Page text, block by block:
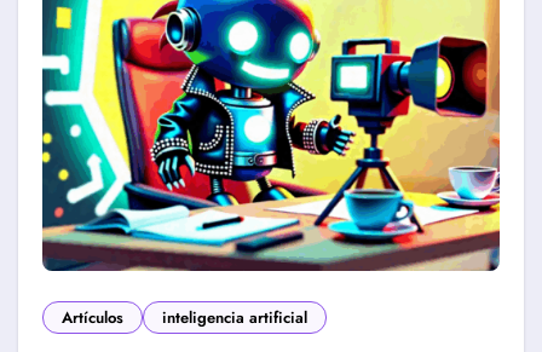
Artículos inteligencia artificial